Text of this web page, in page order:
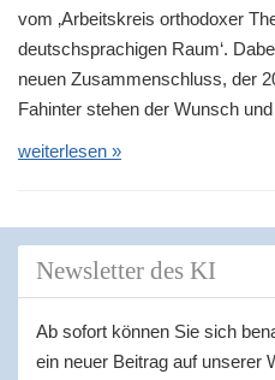
vom ‚Arbeitskreis orthodoxer
deutschsprachigen Raum‘.
neuen Zusammenschluss, der
Fahinter stehen der Wunsch
weiterlesen »
Newsletter des KI
Ab sofort können Sie sich
ein neuer Beitrag auf unserer